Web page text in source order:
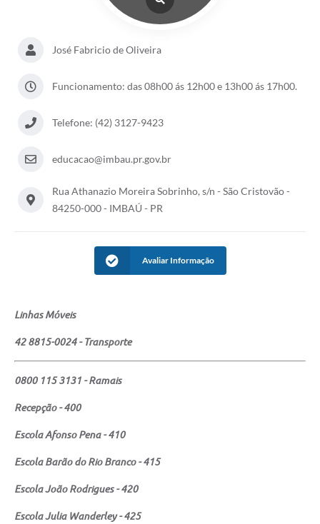
José Fabricio de Oliveira
Funcionamento: das 08h00 ás 12h00 e 13h00 ás 17h00.
Telefone: (42) 3127-9423
educacao@imbau.pr.gov.br
Rua Athanazio Moreira Sobrinho, s/n - São Cristovão -
84250-000 - IMBAÚ - PR
Avaliar Informação
Linhas Móveis
42 8815-0024 - Transporte
0800 115 3131 - Ramais
Recepção - 400
Escola Afonso Pena - 410
Escola Barão do Rio Branco - 415
Escola João Rodrigues - 420
Escola Julia Wanderley - 425